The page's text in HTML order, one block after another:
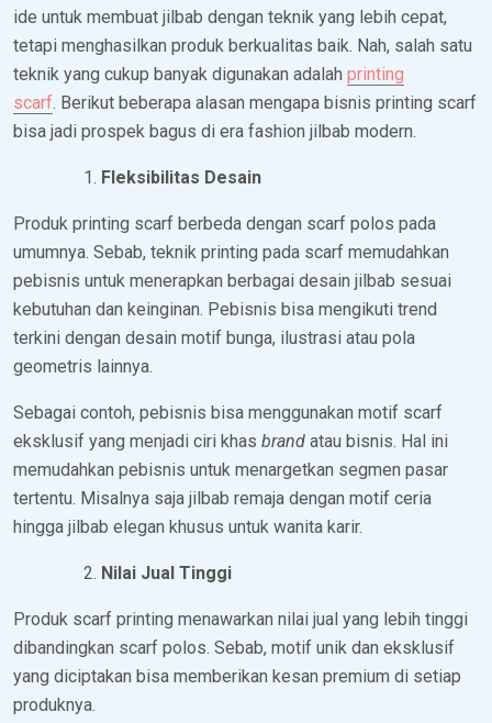
ide untuk membuat jilbab dengan teknik yang lebih cepat,
tetapi menghasilkan produk berkualitas baik. Nah, salah satu
teknik yang cukup banyak digunakan adalah printing
scarf. Berikut beberapa alasan mengapa bisnis printing scarf
bisa jadi prospek bagus di era fashion jilbab modern.
Fleksibilitas Desain
Produk printing scarf berbeda dengan scarf polos pada
umumnya. Sebab, teknik printing pada scarf memudahkan
pebisnis untuk menerapkan berbagai desain jilbab sesuai
kebutuhan dan keinginan. Pebisnis bisa mengikuti trend
terkini dengan desain motif bunga, ilustrasi atau pola
geometris lainnya.
Sebagai contoh, pebisnis bisa menggunakan motif scarf
eksklusif yang menjadi ciri khas brand atau bisnis. Hal ini
memudahkan pebisnis untuk menargetkan segmen pasar
tertentu. Misalnya saja jilbab remaja dengan motif ceria
hingga jilbab elegan khusus untuk wanita karir.
Nilai Jual Tinggi
Produk scarf printing menawarkan nilai jual yang lebih tinggi
dibandingkan scarf polos. Sebab, motif unik dan eksklusif
yang diciptakan bisa memberikan kesan premium di setiap
produknya.